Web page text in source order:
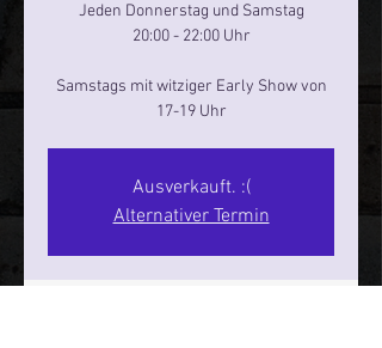
Jeden Donnerstag und Samstag
20:00 - 22:00 Uhr
Samstags mit witziger Early Show von
17-19 Uhr
Ausverkauft. :(
Alternativer Termin